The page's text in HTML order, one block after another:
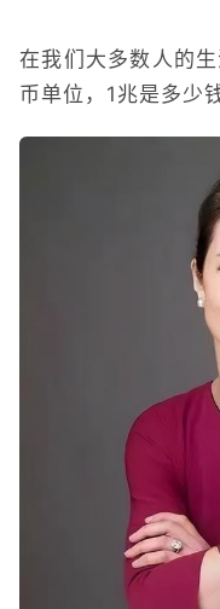
在我们大多数人的
币单位，1兆是多少